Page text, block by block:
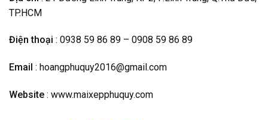
TP.HCM
Điện thoại : 0938 59 86 89 – 0908 59 86 89
Email : hoangphuquy2016@gmail.com
Website : www.maixepphuquy.com